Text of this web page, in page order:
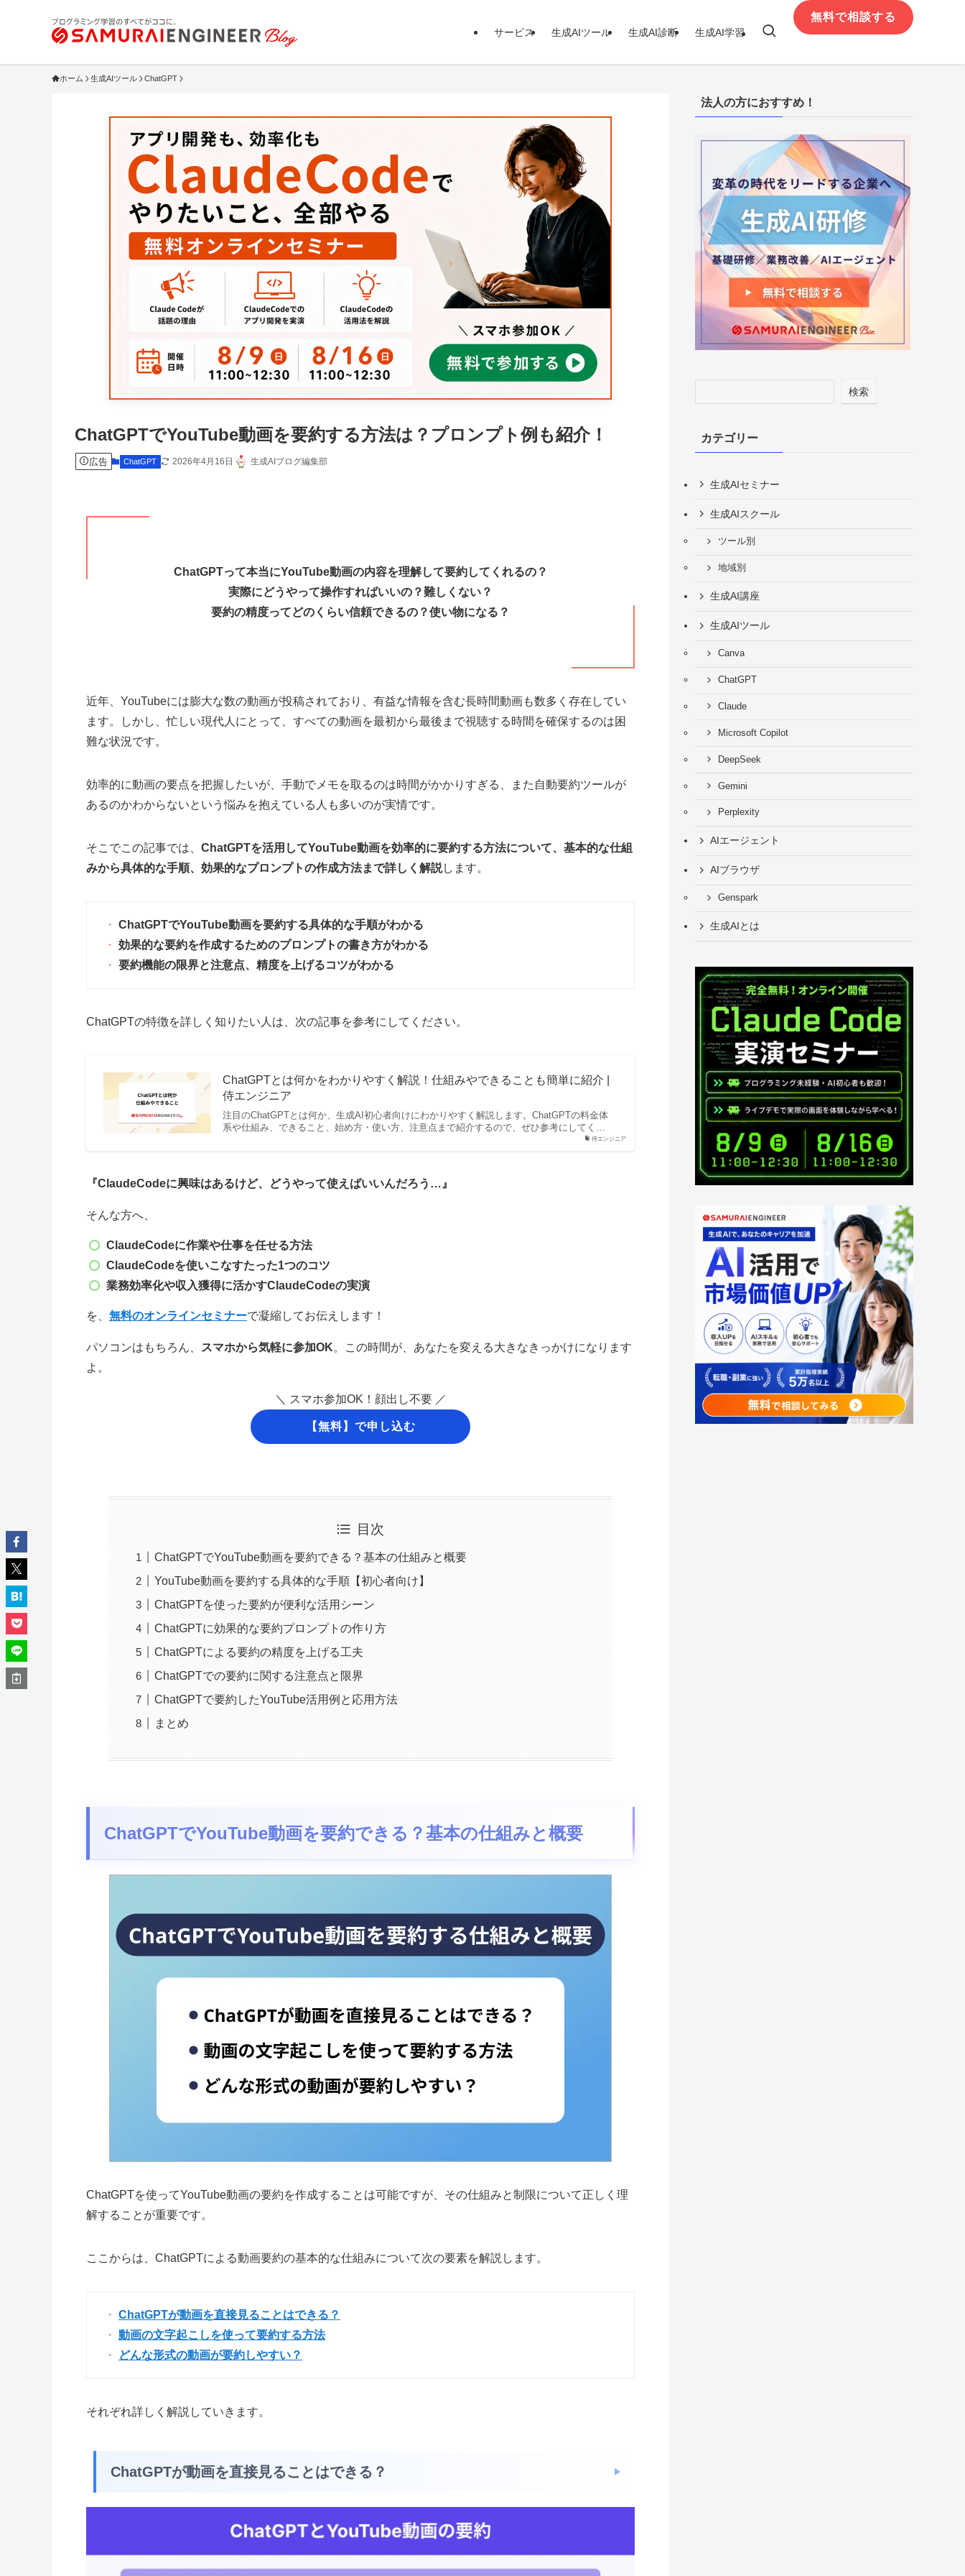
サービス 生成AIツール 生成AI診断 生成AI学習
無料で相談する
ホーム 生成AIツール ChatGPT
ChatGPTでYouTube動画を要約する方法は？プロンプト例も紹介！
広告 ChatGPT 2026年4月16日 生成AIブログ編集部
ChatGPTって本当にYouTube動画の内容を理解して要約してくれるの？
実際にどうやって操作すればいいの？難しくない？
要約の精度ってどのくらい信頼できるの？使い物になる？
近年、YouTubeには膨大な数の動画が投稿されており、有益な情報を含む長時間動画も数多く存在してい
ます。しかし、忙しい現代人にとって、すべての動画を最初から最後まで視聴する時間を確保するのは困
難な状況です。
効率的に動画の要点を把握したいが、手動でメモを取るのは時間がかかりすぎる、また自動要約ツールが
あるのかわからないという悩みを抱えている人も多いのが実情です。
そこでこの記事では、 ChatGPTを活用してYouTube動画を効率的に要約する方法について、基本的な仕組
みから具体的な手順、効果的なプロンプトの作成方法まで詳しく解説します。
ChatGPTでYouTube動画を要約する具体的な手順がわかる
効果的な要約を作成するためのプロンプトの書き方がわかる
要約機能の限界と注意点、精度を上げるコツがわかる
ChatGPTの特徴を詳しく知りたい人は、次の記事を参考にしてください。
侍エンジニア
ChatGPTとは何かをわかりやすく解説！仕組みやできることも簡単に紹介 |
侍エンジニア
注目のChatGPTとは何か、生成AI初心者向けにわかりやすく解説します。ChatGPTの料金体
系や仕組み、できること、始め方・使い方、注意点まで紹介するので、ぜひ参考にしてく…
『ClaudeCodeに興味はあるけど、どうやって使えばいいんだろう…』
そんな方へ、
ClaudeCodeに作業や仕事を任せる方法
ClaudeCodeを使いこなすたった1つのコツ
業務効率化や収入獲得に活かすClaudeCodeの実演
を、 無料のオンラインセミナーで凝縮してお伝えします！
パソコンはもちろん、 スマホから気軽に参加OK。この時間が、あなたを変える大きなきっかけになります
よ。
＼ スマホ参加OK！顔出し不要 ／
【無料】で申し込む
目次
ChatGPTでYouTube動画を要約できる？基本の仕組みと概要
YouTube動画を要約する具体的な手順【初心者向け】
ChatGPTを使った要約が便利な活用シーン
ChatGPTに効果的な要約プロンプトの作り方
ChatGPTによる要約の精度を上げる工夫
ChatGPTでの要約に関する注意点と限界
ChatGPTで要約したYouTube活用例と応用方法
まとめ
ChatGPTでYouTube動画を要約できる？基本の仕組みと概要
ChatGPTを使ってYouTube動画の要約を作成することは可能ですが、その仕組みと制限について正しく理
解することが重要です。
ここからは、ChatGPTによる動画要約の基本的な仕組みについて次の要素を解説します。
ChatGPTが動画を直接見ることはできる？
動画の文字起こしを使って要約する方法
どんな形式の動画が要約しやすい？
それぞれ詳しく解説していきます。
ChatGPTが動画を直接見ることはできる？
法人の方におすすめ！
検索
カテゴリー
生成AIセミナー
生成AIスクール
ツール別
地域別
生成AI講座
生成AIツール
Canva
ChatGPT
Claude
Microsoft Copilot
DeepSeek
Gemini
Perplexity
AIエージェント
AIブラウザ
Genspark
生成AIとは